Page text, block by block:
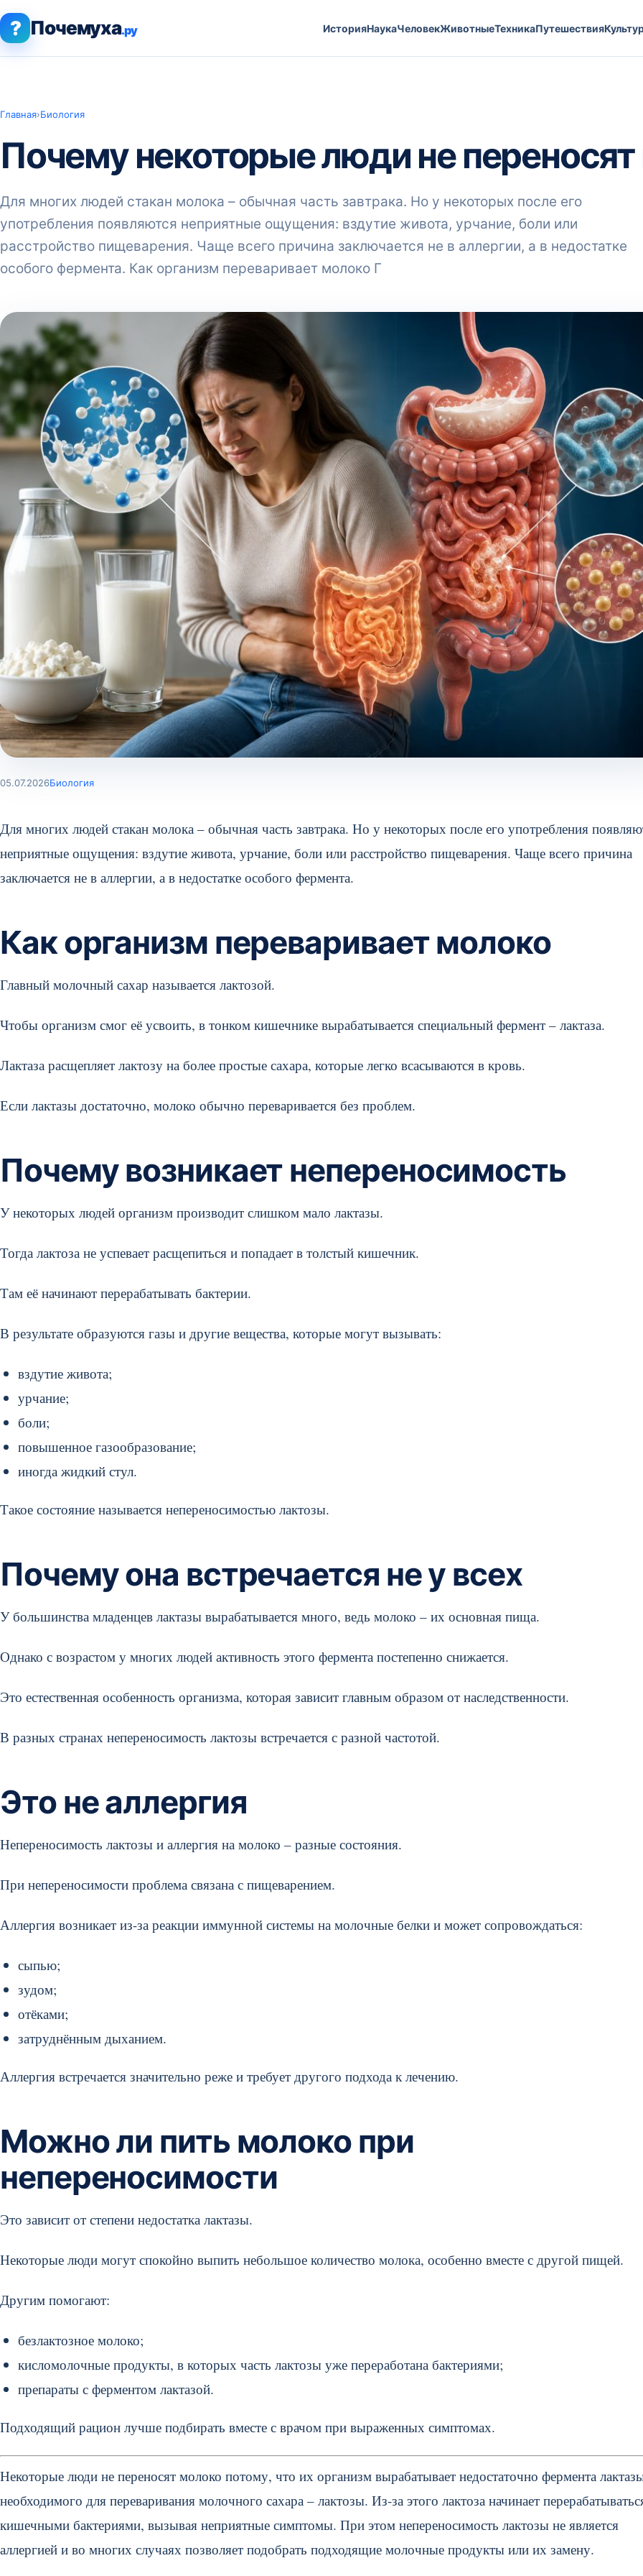
? Почемуха.ру ИсторияНаукаЧеловекЖивотныеТехникаПутешествия
Главная›Биология
Почему некоторые люди не
Для многих людей стакан молока – обычная часть завтрака. Но у некоторых после его
употребления появляются неприятные ощущения: вздутие живота, урчание, боли или
расстройство пищеварения. Чаще всего причина заключается не в аллергии, а в недостатке
особого фермента. Как организм переваривает молоко Г
05.07.2026Биология
Для многих людей стакан молока – обычная часть завтрака. Но у некоторых после его употребления
неприятные ощущения: вздутие живота, урчание, боли или расстройство пищеварения. Чаще всего причина
заключается не в аллергии, а в недостатке особого фермента.
Как организм переваривает молоко
Главный молочный сахар называется лактозой.
Чтобы организм смог её усвоить, в тонком кишечнике вырабатывается специальный фермент – лактаза.
Лактаза расщепляет лактозу на более простые сахара, которые легко всасываются в кровь.
Если лактазы достаточно, молоко обычно переваривается без проблем.
Почему возникает непереносимость
У некоторых людей организм производит слишком мало лактазы.
Тогда лактоза не успевает расщепиться и попадает в толстый кишечник.
Там её начинают перерабатывать бактерии.
В результате образуются газы и другие вещества, которые могут вызывать:
вздутие живота;
урчание;
боли;
повышенное газообразование;
иногда жидкий стул.
Такое состояние называется непереносимостью лактозы.
Почему она встречается не у всех
У большинства младенцев лактазы вырабатывается много, ведь молоко – их основная пища.
Однако с возрастом у многих людей активность этого фермента постепенно снижается.
Это естественная особенность организма, которая зависит главным образом от наследственности.
В разных странах непереносимость лактозы встречается с разной частотой.
Это не аллергия
Непереносимость лактозы и аллергия на молоко – разные состояния.
При непереносимости проблема связана с пищеварением.
Аллергия возникает из-за реакции иммунной системы на молочные белки и может сопровождаться:
сыпью;
зудом;
отёками;
затруднённым дыханием.
Аллергия встречается значительно реже и требует другого подхода к лечению.
Можно ли пить молоко при
непереносимости
Это зависит от степени недостатка лактазы.
Некоторые люди могут спокойно выпить небольшое количество молока, особенно вместе с другой пищей.
Другим помогают:
безлактозное молоко;
кисломолочные продукты, в которых часть лактозы уже переработана бактериями;
препараты с ферментом лактазой.
Подходящий рацион лучше подбирать вместе с врачом при выраженных симптомах.
Некоторые люди не переносят молоко потому, что их организм вырабатывает недостаточно фермента
необходимого для переваривания молочного сахара – лактозы. Из-за этого лактоза начинает
кишечными бактериями, вызывая неприятные симптомы. При этом непереносимость лактозы не является
аллергией и во многих случаях позволяет подобрать подходящие молочные продукты или их замену.